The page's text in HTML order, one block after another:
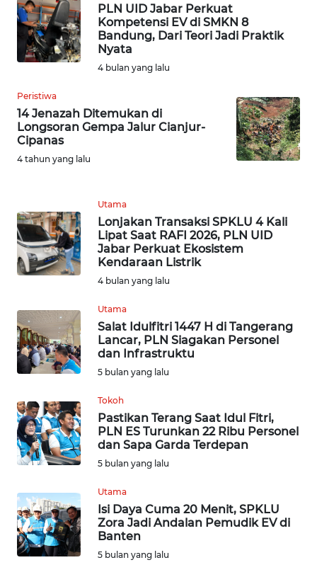
PLN UID Jabar Perkuat
Kompetensi EV di SMKN 8
Bandung, Dari Teori Jadi Praktik
Nyata
4 bulan yang lalu
Peristiwa
14 Jenazah Ditemukan di
Longsoran Gempa Jalur Cianjur-
Cipanas
4 tahun yang lalu
Utama
Lonjakan Transaksi SPKLU 4 Kali
Lipat Saat RAFI 2026, PLN UID
Jabar Perkuat Ekosistem
Kendaraan Listrik
4 bulan yang lalu
Utama
Salat Idulfitri 1447 H di Tangerang
Lancar, PLN Siagakan Personel
dan Infrastruktu
5 bulan yang lalu
Tokoh
Pastikan Terang Saat Idul Fitri,
PLN ES Turunkan 22 Ribu Personel
dan Sapa Garda Terdepan
5 bulan yang lalu
Utama
Isi Daya Cuma 20 Menit, SPKLU
Zora Jadi Andalan Pemudik EV di
Banten
5 bulan yang lalu
WN
MALUKU
WN
WN
DAIRI
WN
WN
NIAS
WN
TAPANULI
SELATAN
WN
TANJUNG
LESUNG
WN
WN
SIMALUNGUN